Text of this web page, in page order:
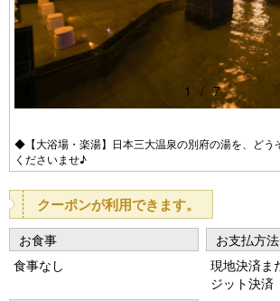
Pr
e
vi
o
u
s
◆【大浴場・楽湯】日本三大温泉の別府の湯を、どう
くださいませ♪
1 / 7
クーポンが利用できます。
お食事
食事なし
お支払方法
現地決済ま
ジット決済